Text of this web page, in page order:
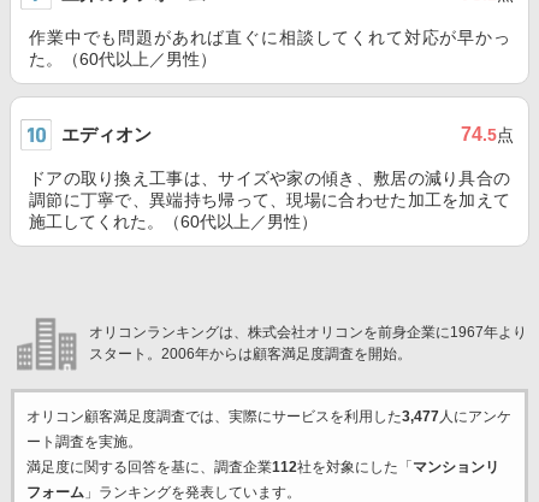
作業中でも問題があれば直ぐに相談してくれて対応が早かっ
た。（60代以上／男性）
エディオン 74.5点
ドアの取り換え工事は、サイズや家の傾き、敷居の減り具合の
調節に丁寧で、異端持ち帰って、現場に合わせた加工を加えて
施工してくれた。（60代以上／男性）
オリコンランキングは、株式会社オリコンを前身企業に1967年より
スタート。2006年からは顧客満足度調査を開始。
オリコン顧客満足度調査では、実際にサービスを利用した3,477人にアンケ
ート調査を実施。
満足度に関する回答を基に、調査企業112社を対象にした「 マンションリ
フォーム」ランキングを発表しています。